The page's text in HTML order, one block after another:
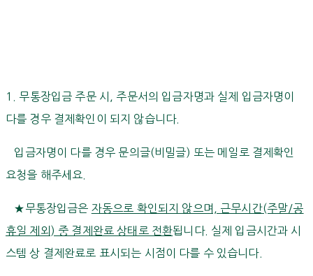
1. 무통장입금 주문 시, 주문서의 입금자명과 실제 입금자명이
다를 경우 결제확인이 되지 않습니다.
입금자명이 다를 경우 문의글(비밀글) 또는 메일로 결제확인
요청을 해주세요.
★무통장입금은 자동으로 확인되지 않으며, 근무시간(주말/공
휴일 제외) 중 결제완료 상태로 전환됩니다. 실제 입금시간과 시
스템 상 결제완료로 표시되는 시점이 다를 수 있습니다.